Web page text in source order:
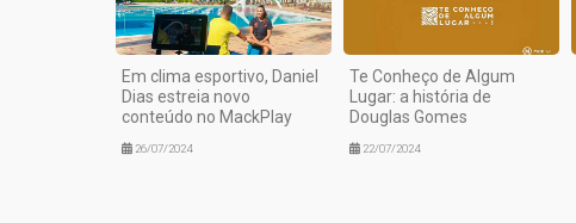
Em clima esportivo, Daniel
Dias estreia novo
conteúdo no MackPlay
26/07/2024
Te Conheço de Algum
Lugar: a história de
Douglas Gomes
22/07/2024